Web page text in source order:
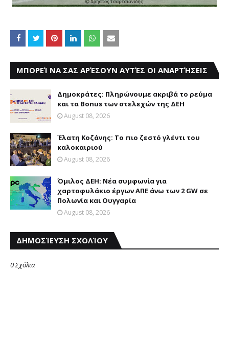
ΜΠΟΡΕΊ ΝΑ ΣΑΣ ΑΡΈΣΟΥΝ ΑΥΤΈΣ ΟΙ ΑΝΑΡΤΉΣΕΙΣ
Δημοκράτες: Πληρώνουμε ακριβά το ρεύμα
και τα Bonus των στελεχών της ΔΕΗ
August 08, 2026
Έλατη Κοζάνης: Το πιο ζεστό γλέντι του
καλοκαιριού
August 08, 2026
Όμιλος ΔΕΗ: Νέα συμφωνία για
χαρτοφυλάκιο έργων ΑΠΕ άνω των 2 GW σε
Πολωνία και Ουγγαρία
August 08, 2026
ΔΗΜΟΣΊΕΥΣΗ ΣΧΟΛΊΟΥ
0 Σχόλια